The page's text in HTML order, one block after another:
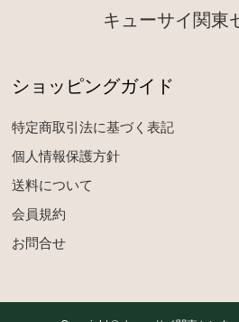
キューサイ関東
ショッピングガイド
特定商取引法に基づく表記
個人情報保護方針
送料について
会員規約
お問合せ